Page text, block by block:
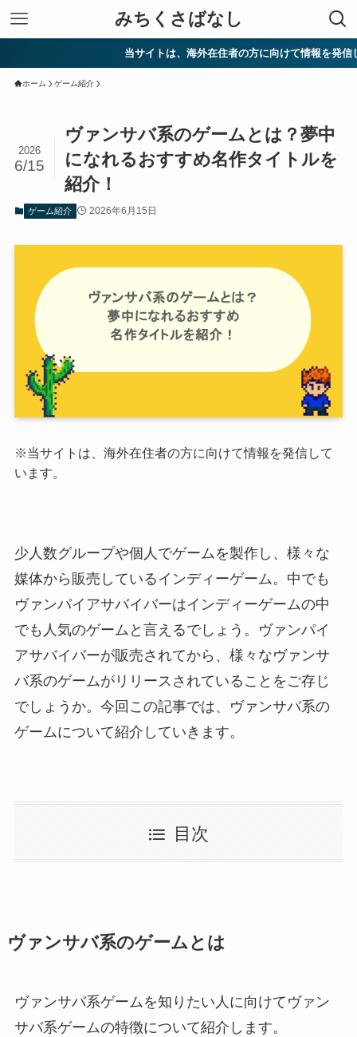
みちくさばなし
当サイトは、海外在住者の方に向けて情報を発信しています。
ホーム ゲーム紹介
ヴァンサバ系のゲームとは？夢中
になれるおすすめ名作タイトルを
紹介！
2026
6/15
ゲーム紹介 2026年6月15日
※当サイトは、海外在住者の方に向けて情報を発信して
います。
少人数グループや個人でゲームを製作し、様々な
媒体から販売しているインディーゲーム。中でも
ヴァンパイアサバイバーはインディーゲームの中
でも人気のゲームと言えるでしょう。ヴァンパイ
アサバイバーが販売されてから、様々なヴァンサ
バ系のゲームがリリースされていることをご存じ
でしょうか。今回この記事では、ヴァンサバ系の
ゲームについて紹介していきます。
目次
ヴァンサバ系のゲームとは
ヴァンサバ系ゲームを知りたい人に向けてヴァン
サバ系ゲームの特徴について紹介します。